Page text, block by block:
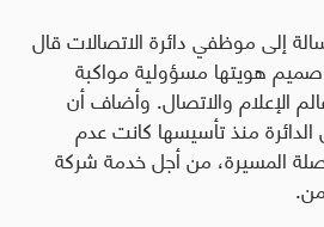
إلى موظفي دائرة الاتصالات قال
صميم هويتها مسؤولية مواكبة
الإعلام والاتصال. وأضاف أن
منذ تأسيسها كانت عدم
المسيرة، من أجل خدمة شركة
.